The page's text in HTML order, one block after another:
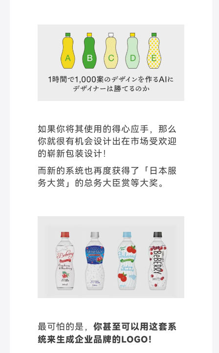
如果你将其使用的得心应手，那么
你就很有机会设计出在市场受欢迎
的崭新包装设计！
而新的系统也再度获得了「日本服
务大赏」的总务大臣赏等大奖。
最可怕的是， 你甚至可以用这套系
统来生成企业品牌的LOGO！